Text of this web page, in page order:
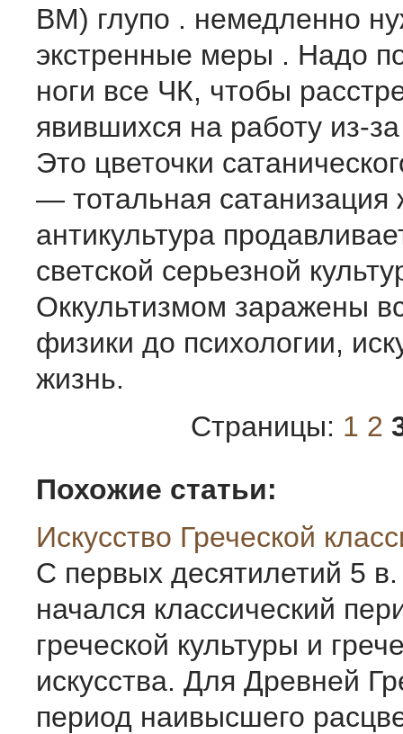
ВМ) глупо . немедленно
экстренные меры . Надо
ноги все ЧК, чтобы
явившихся на работу из-
Это цветочки
— тотальная
антикультура
светской серьезной
Оккультизмом заражены
физики до психологии,
жизнь.
Страницы: 1 2
Похожие статьи:
Искусство Греческой
С первых десятилетий 5
начался классический
греческой культуры и
искусства. Для Древней
период наивысшего